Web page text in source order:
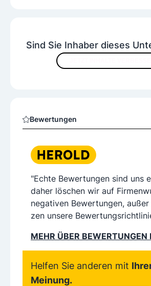
Sind Sie Inhaber dieses
Bewertungen
"Echte Bewertungen sind uns
daher löschen wir auf
negativen Bewertungen,
zen unsere
MEHR ÜBER BEWERTUNGEN
Helfen Sie anderen mit
Meinung.